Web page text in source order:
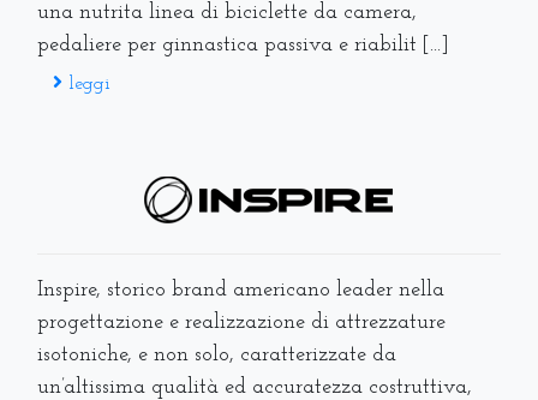
una nutrita linea di biciclette da camera,
pedaliere per ginnastica passiva e riabilit [...]
leggi
Inspire, storico brand americano leader nella
progettazione e realizzazione di attrezzature
isotoniche, e non solo, caratterizzate da
un’altissima qualità ed accuratezza costruttiva,